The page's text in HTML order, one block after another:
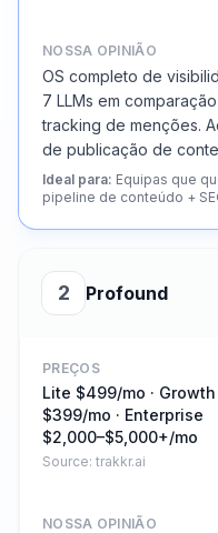
NOSSA OPINIÃO
OS completo de
7 LLMs em
tracking de menções.
de publicação de
Ideal para: Equipas que
pipeline de conteúdo +
2 Profound
PREÇOS
Lite $499/mo · Growth
$399/mo · Enterprise
$2,000–$5,000+/mo
Source: trakkr.ai
NOSSA OPINIÃO